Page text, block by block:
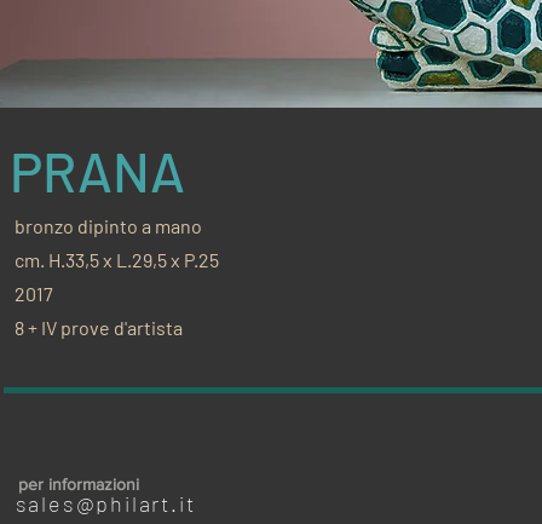
PRANA
bronzo dipinto a mano
cm. H.33,5 x L.29,5 x P.25
2017
8 + IV prove d'artista
per informazioni
sales@philart.it